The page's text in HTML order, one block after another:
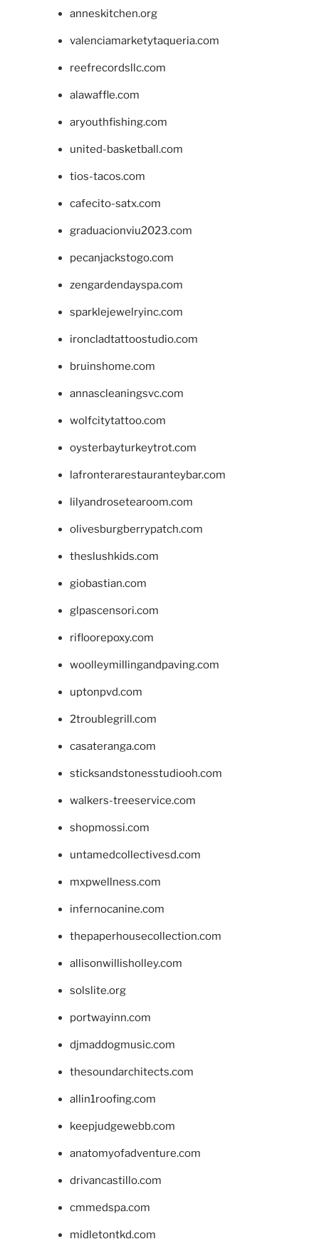
anneskitchen.org
valenciamarketytaqueria.com
reefrecordsllc.com
alawaffle.com
aryouthfishing.com
united-basketball.com
tios-tacos.com
cafecito-satx.com
graduacionviu2023.com
pecanjackstogo.com
zengardendayspa.com
sparklejewelryinc.com
ironcladtattoostudio.com
bruinshome.com
annascleaningsvc.com
wolfcitytattoo.com
oysterbayturkeytrot.com
lafronterarestauranteybar.com
lilyandrosetearoom.com
olivesburgberrypatch.com
theslushkids.com
giobastian.com
glpascensori.com
rifloorepoxy.com
woolleymillingandpaving.com
uptonpvd.com
2troublegrill.com
casateranga.com
sticksandstonesstudiooh.com
walkers-treeservice.com
shopmossi.com
untamedcollectivesd.com
mxpwellness.com
infernocanine.com
thepaperhousecollection.com
allisonwillisholley.com
solslite.org
portwayinn.com
djmaddogmusic.com
thesoundarchitects.com
allin1roofing.com
keepjudgewebb.com
anatomyofadventure.com
drivancastillo.com
cmmedspa.com
midletontkd.com